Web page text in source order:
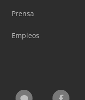
Prensa
Empleos